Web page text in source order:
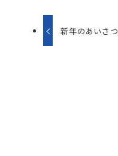
新年のあいさつ